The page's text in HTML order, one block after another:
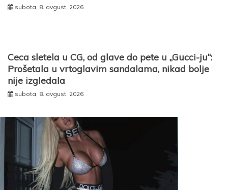
subota, 8. avgust, 2026
Ceca sletela u CG, od glave do pete u „Gucci-ju“:
Prošetala u vrtoglavim sandalama, nikad bolje
nije izgledala
subota, 8. avgust, 2026